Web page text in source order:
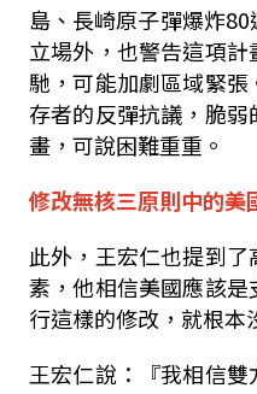
島、長崎原子彈爆炸80
立場外，也警告這項
馳，可能加劇區域緊
存者的反彈抗議，脆
畫，可說困難重重。
修改無核三原則中的美
此外，王宏仁也提到
素，他相信美國應該
行這樣的修改，就根本
王宏仁說：『我相信